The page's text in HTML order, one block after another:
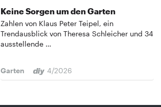
Keine Sorgen um den Garten
Zahlen von Klaus Peter Teipel, ein
Trendausblick von Theresa Schleicher und 34
ausstellende …
Garten 4/2026